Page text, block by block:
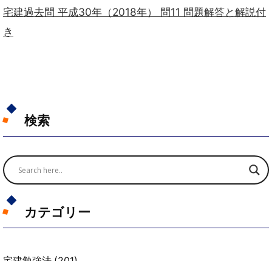
宅建過去問 平成30年（2018年） 問11 問題解答と解説付
き
検索
カテゴリー